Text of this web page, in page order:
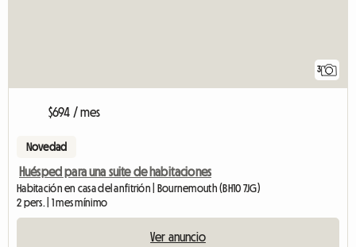
3
$694 / mes
Novedad
Huésped para una suite de habitaciones
Habitación en casa del anfitrión | Bournemouth (BH10 7JG)
2 pers. | 1 mes mínimo
Ver anuncio